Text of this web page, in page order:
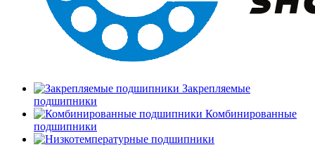
Закрепляемые
подшипники
Комбинированные
подшипники